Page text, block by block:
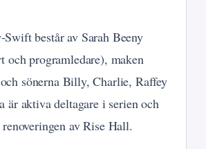
består av Sarah Beeny
och programledare), maken
sönerna Billy, Charlie, Raffey
är aktiva deltagare i serien och
av Rise Hall.